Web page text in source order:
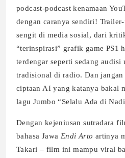
podcast-podcast kenamaan
dengan caranya sendiri!
sengit di media sosial, dari
“terinspirasi” grafik game PS1
terdengar seperti sedang
tradisional di radio. Dan
ciptaan AI yang katanya bakal
lagu Jumbo “Selalu Ada di
Dengan kejeniusan sutradara
bahasa Jawa Endi Arto artinya
Takari – film ini mampu viral